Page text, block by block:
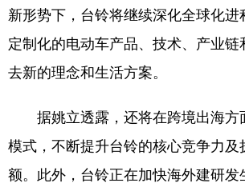
新形势下，台铃将继续深化全球化进
定制化的电动车产品、技术、产业链
去新的理念和生活方案。
据姚立透露，还将在跨境出海方
模式，不断提升台铃的核心竞争力及
额。此外，台铃正在加快海外建研发